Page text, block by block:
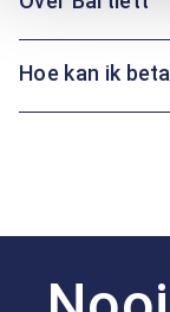
Hoe kan ik